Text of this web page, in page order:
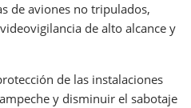
de aviones no tripulados,
de alto alcance y
de las instalaciones
y disminuir el sabotaje